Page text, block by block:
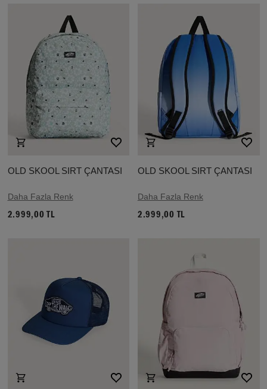
OLD SKOOL SIRT ÇANTASI
Daha Fazla Renk
2.999,00 TL
OLD SKOOL SIRT ÇANTASI
Daha Fazla Renk
2.999,00 TL